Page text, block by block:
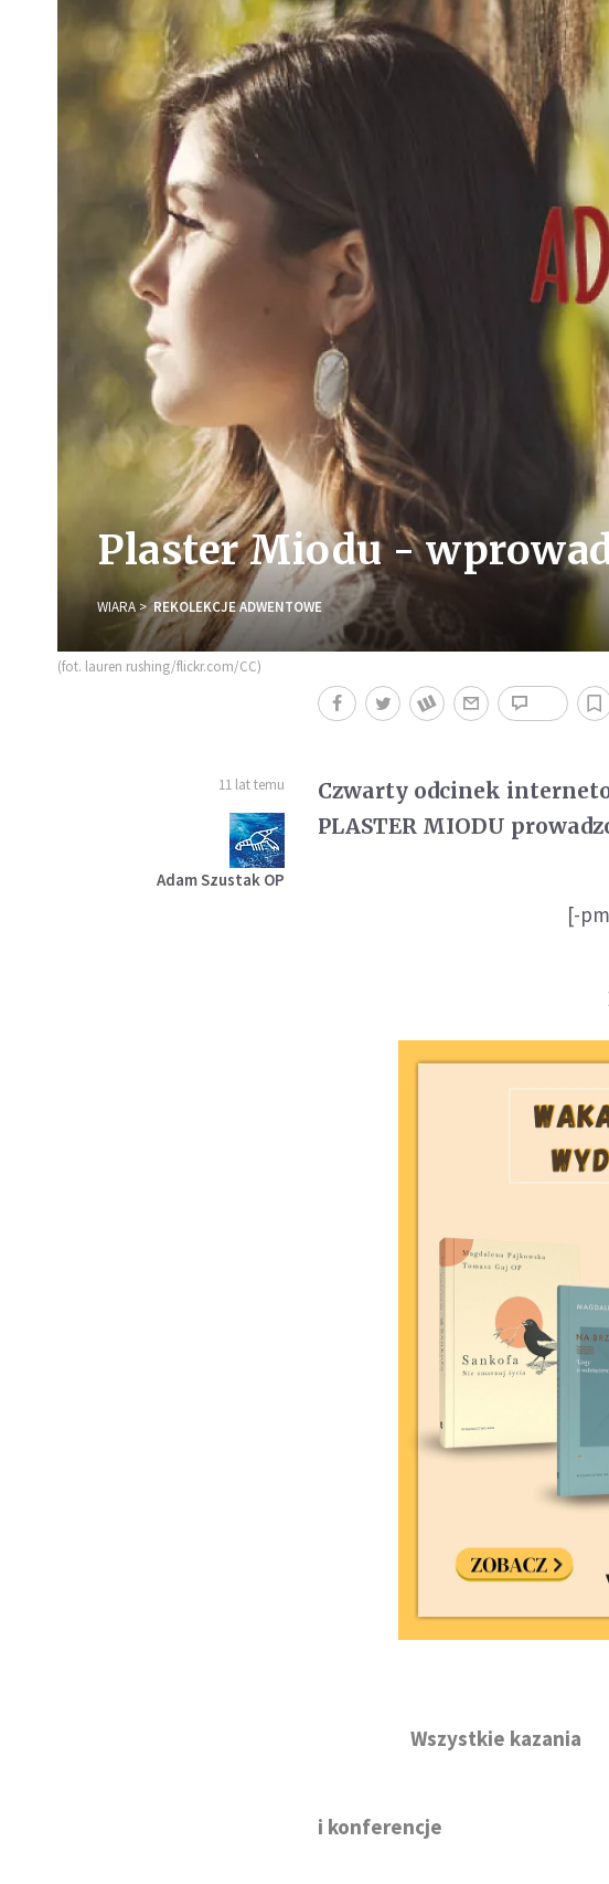
Plaster Miodu -
WIARA REKOLEKCJE ADWENTOWE
(fot. lauren rushing/flickr.com/CC)
11 lat temu
Adam Szustak OP
Czwarty odcinek
PLASTER MIODU
[-
Wszystkie kazania
i konferencje